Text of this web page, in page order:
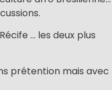
… les deux plus
prétention mais avec